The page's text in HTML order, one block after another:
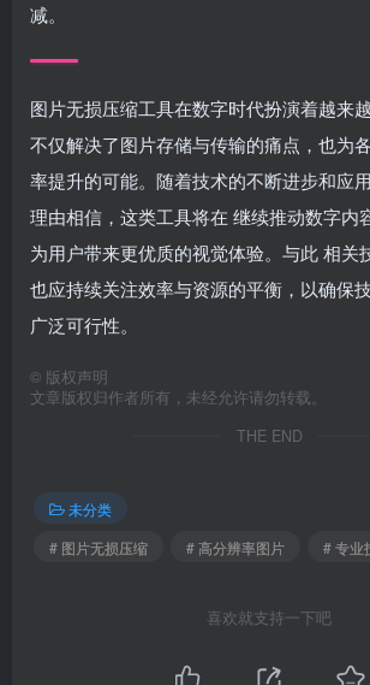
减。
图片无损压缩工具在数字时代扮演着越来
不仅解决了图片存储与传输的痛点，也为
率提升的可能。随着技术的不断进步和应
理由相信，这类工具将在 继续推动数字内
为用户带来更优质的视觉体验。与此 相关
也应持续关注效率与资源的平衡，以确保
广泛可行性。
© 版权声明
文章版权归作者所有，未经允许请勿转载。
THE END
未分类
# 图片无损压缩
# 高分辨率图片 # 专业
喜欢就支持一下吧